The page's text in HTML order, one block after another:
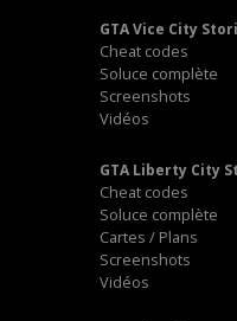
GTA Vice City
Cheat codes
Soluce complète
Screenshots
Vidéos
GTA Liberty City
Cheat codes
Soluce complète
Cartes / Plans
Screenshots
Vidéos